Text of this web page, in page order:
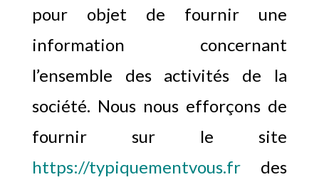
pour objet de fournir une
information concernant
l’ensemble des activités de la
société. Nous nous efforçons de
fournir sur le site
https://typiquementvous.frdes